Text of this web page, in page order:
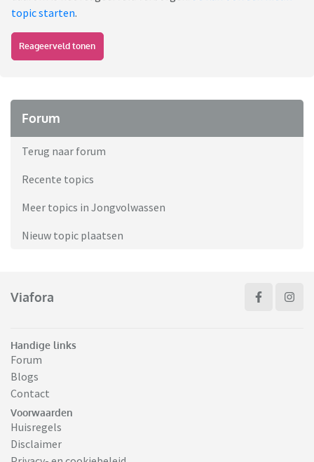
topic starten.
Reageerveld tonen
Forum
Terug naar forum
Recente topics
Meer topics in Jongvolwassen
Nieuw topic plaatsen
Viafora
Handige links
Forum
Blogs
Contact
Voorwaarden
Huisregels
Disclaimer